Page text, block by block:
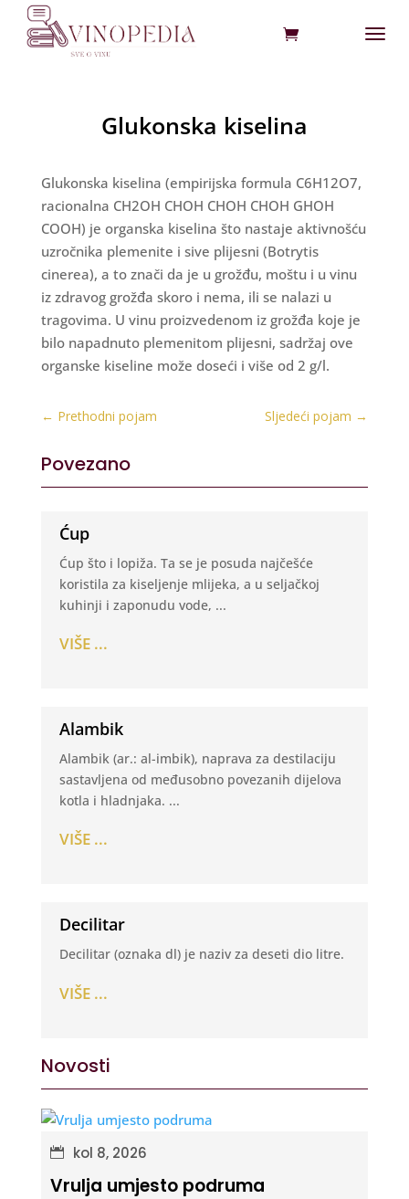
Glukonska kiselina
Glukonska kiselina (empirijska formula C6H12O7,
racionalna CH2OH CHOH CHOH CHOH GHOH
COOH) je organska kiselina što nastaje aktivnošću
uzročnika plemenite i sive plijesni (Botrytis
cinerea), a to znači da je u grožđu, moštu i u vinu
iz zdravog grožđa skoro i nema, ili se nalazi u
tragovima. U vinu proizvedenom iz grožđa koje je
bilo napadnuto plemenitom plijesni, sadržaj ove
organske kiseline može doseći i više od 2 g/l.
← Prethodni pojam Sljedeći pojam →
Povezano
Ćup
Ćup što i lopiža. Ta se je posuda najčešće
koristila za kiseljenje mlijeka, a u seljačkoj
kuhinji i zaponudu vode, ...
VIŠE ...
Alambik
Alambik (ar.: al-imbik), naprava za destilaciju
sastavljena od međusobno povezanih dijelova
kotla i hladnjaka. ...
VIŠE ...
Decilitar
Decilitar (oznaka dl) je naziv za deseti dio litre.
VIŠE ...
Novosti
kol 8, 2026
Vrulja umjesto podruma